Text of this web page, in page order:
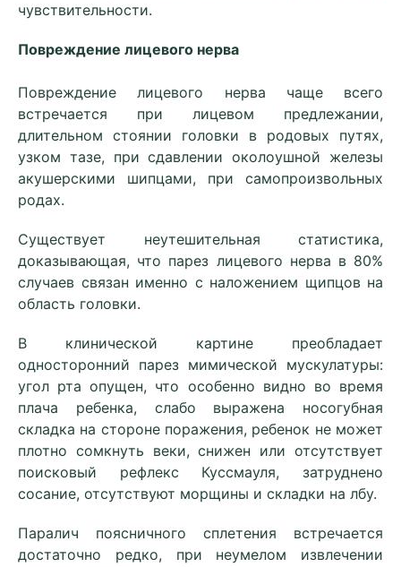
чувствительности.
Повреждение лицевого нерва
Повреждение лицевого нерва чаще всего
встречается при лицевом предлежании,
длительном стоянии головки в родовых путях,
узком тазе, при сдавлении околоушной железы
акушерскими шипцами, при самопроизвольных
родах.
Существует неутешительная статистика,
доказывающая, что парез лицевого нерва в 80%
случаев связан именно с наложением щипцов на
область головки.
В клинической картине преобладает
односторонний парез мимической мускулатуры:
угол рта опущен, что особенно видно во время
плача ребенка, слабо выражена носогубная
складка на стороне поражения, ребенок не может
плотно сомкнуть веки, снижен или отсутствует
поисковый рефлекс Куссмауля, затруднено
сосание, отсутствуют морщины и складки на лбу.
Паралич поясничного сплетения встречается
достаточно редко, при неумелом извлечении